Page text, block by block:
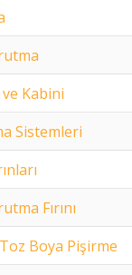
Kabini
Sistemleri
Fırını
Boya Pişirme